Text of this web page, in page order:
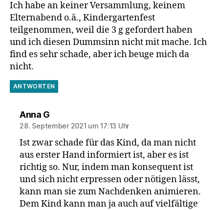
Ich habe an keiner Versammlung, keinem
Elternabend o.ä., Kindergartenfest
teilgenommen, weil die 3 g gefordert haben
und ich diesen Dummsinn nicht mit mache. Ich
find es sehr schade, aber ich beuge mich da
nicht.
ANTWORTEN
Anna Gsagt:
28. September 2021 um 17:13 Uhr
Ist zwar schade für das Kind, da man nicht
aus erster Hand informiert ist, aber es ist
richtig so. Nur, indem man konsequent ist
und sich nicht erpressen oder nötigen lässt,
kann man sie zum Nachdenken animieren.
Dem Kind kann man ja auch auf vielfältige